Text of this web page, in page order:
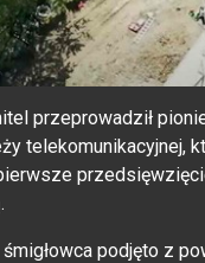
przeprowadził
telekomunikacyjnej,
podjęto z